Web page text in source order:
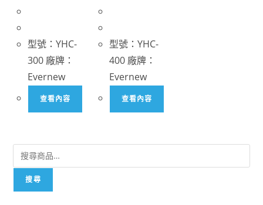
型號：YHC-
300 廠牌：
Evernew
查看內容
型號：YHC-
400 廠牌：
Evernew
查看內容
搜尋